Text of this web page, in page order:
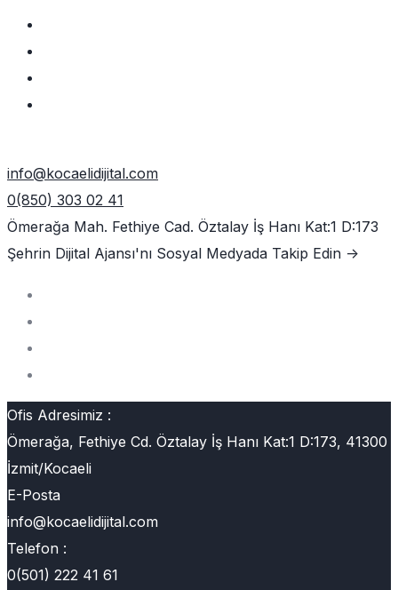
info@kocaelidijital.com
0(850) 303 02 41
Ömerağa Mah. Fethiye Cad. Öztalay İş Hanı Kat:1 D:173
Şehrin Dijital Ajansı'nı Sosyal Medyada Takip Edin ->
Ofis Adresimiz :
Ömerağa, Fethiye Cd. Öztalay İş Hanı Kat:1 D:173, 41300
İzmit/Kocaeli
E-Posta
info@kocaelidijital.com
Telefon :
0(501) 222 41 61